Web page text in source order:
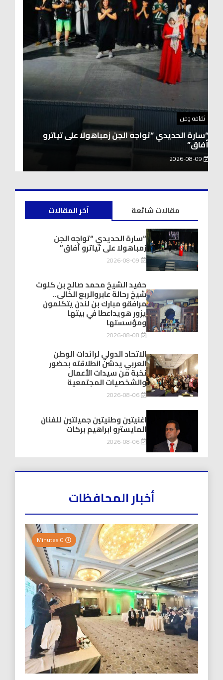
توك شو
حفيد الشيخ محمد صالح بن كلوت شيخ رحالة
عابروالربع الخالى.. مرافقو مبارك بن لندن يتكلمون
يزور هويداعطا في بيتها ومؤسستها
2026-08-08
آخر المقالات
مقالات شائعة
“سارة الحديدي “تواجه الجن
زمباهولا على تياترو أفاق”
2026-08-09
حفيد الشيخ محمد صالح بن كلوت
شيخ رحالة عابروالربع الخالى..
مرافقو مبارك بن لندن يتكلمون
يزور هويداعطا في بيتها
ومؤسستها
2026-08-08
الاتحاد الدولي لرائدات الوطن
العربي يدشّن انطلاقته بحضور
نخبة من سيدات الأعمال
والشخصيات المجتمعية
2026-08-06
اغنيتين وطنيتين جميلتين للفنان
المايسترو ابراهيم بركات
2026-08-06
أخبار المحافظات